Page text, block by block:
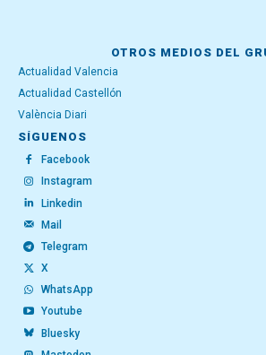
OTROS MEDIOS DEL
Actualidad Valencia
Actualidad Castellón
València Diari
SÍGUENOS
Facebook
Instagram
Linkedin
Mail
Telegram
X
WhatsApp
Youtube
Bluesky